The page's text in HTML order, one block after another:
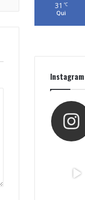
31 ℃
Qui
Instagram